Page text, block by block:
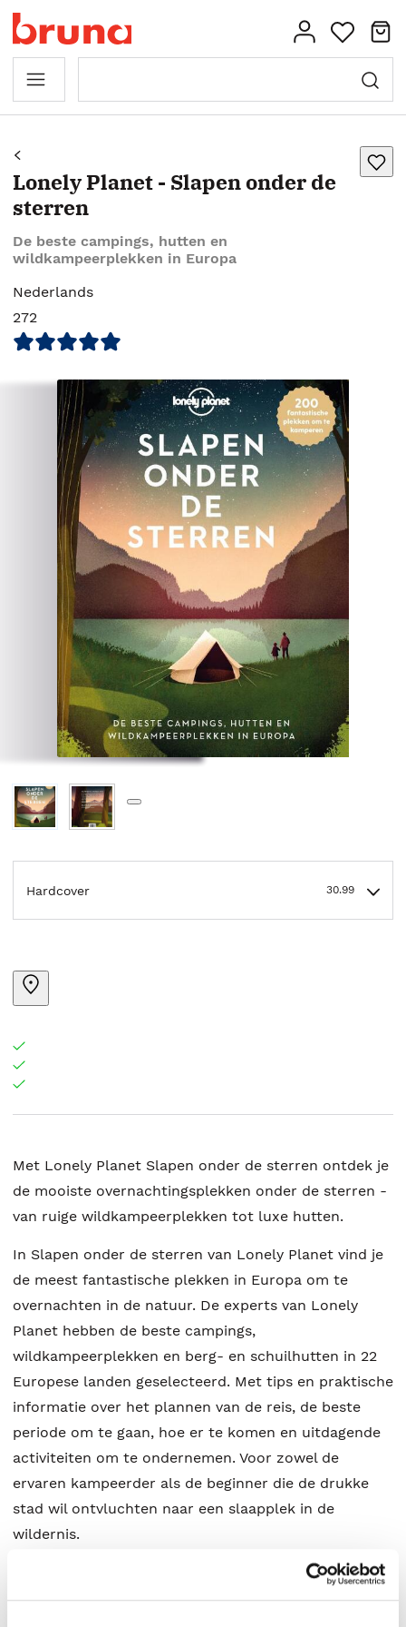
Lonely Planet - Slapen onder de
sterren
De beste campings, hutten en
wildkampeerplekken in Europa
Nederlands
272
Hardcover 30.99
Met Lonely Planet Slapen onder de sterren ontdek je
de mooiste overnachtingsplekken onder de sterren -
van ruige wildkampeerplekken tot luxe hutten.
In Slapen onder de sterren van Lonely Planet vind je
de meest fantastische plekken in Europa om te
overnachten in de natuur. De experts van Lonely
Planet hebben de beste campings,
wildkampeerplekken en berg- en schuilhutten in 22
Europese landen geselecteerd. Met tips en praktische
informatie over het plannen van de reis, de beste
periode om te gaan, hoe er te komen en uitdagende
activiteiten om te ondernemen. Voor zowel de
ervaren kampeerder als de beginner die de drukke
stad wil ontvluchten naar een slaapplek in de
wildernis.